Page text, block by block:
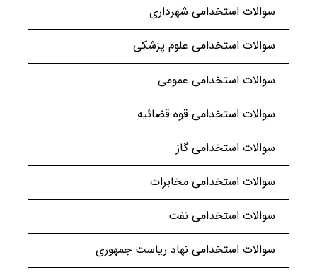
سوالات استخدامی شهرداری
سوالات استخدامی علوم پزشکی
سوالات استخدامی عمومی
سوالات استخدامی قوه قضائیه
سوالات استخدامی گاز
سوالات استخدامی مخابرات
سوالات استخدامی نفت
سوالات استخدامی نهاد ریاست جمهوری